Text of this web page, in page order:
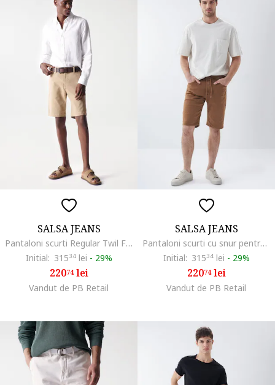
SALSA JEANS
Pantaloni scurti Regular Twil Fab
Initial: 31534lei - 29%
22074lei
Vandut de PB Retail
SALSA JEANS
Pantaloni scurti cu snur pentru ajustare in talie
Initial: 31534lei - 29%
22074lei
Vandut de PB Retail